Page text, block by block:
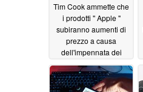
Tim Cook ammette che
i prodotti " Apple "
subiranno aumenti di
prezzo a causa
dell'impennata dei
costi dei chip di
memoria06/18/2026